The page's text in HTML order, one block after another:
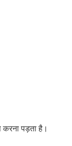
पड़ता है।